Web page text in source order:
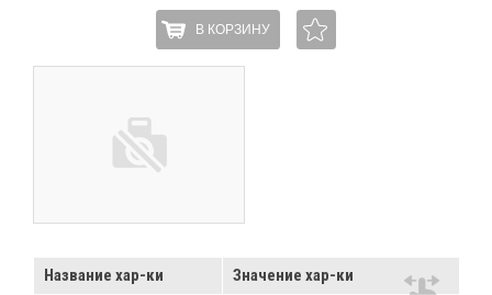
В КОРЗИНУ
Название хар-ки
Значение хар-ки